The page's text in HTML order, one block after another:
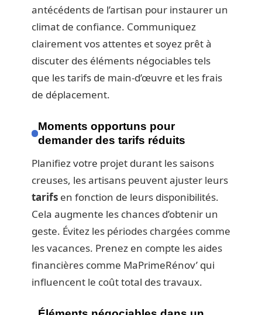
antécédents de l’artisan pour instaurer un
climat de confiance. Communiquez
clairement vos attentes et soyez prêt à
discuter des éléments négociables tels
que les tarifs de main-d’œuvre et les frais
de déplacement.
Moments opportuns pour
demander des tarifs réduits
Planifiez votre projet durant les saisons
creuses, les artisans peuvent ajuster leurs
tarifs en fonction de leurs disponibilités.
Cela augmente les chances d’obtenir un
geste. Évitez les périodes chargées comme
les vacances. Prenez en compte les aides
financières comme MaPrimeRénov’ qui
influencent le coût total des travaux.